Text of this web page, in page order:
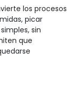
los procesos
picar
sin
que